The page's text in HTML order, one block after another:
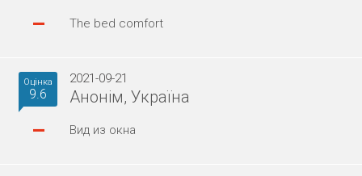
– The bed comfort
Оцінка
9.6
2021-09-21
Анонім, Україна
– Вид из окна